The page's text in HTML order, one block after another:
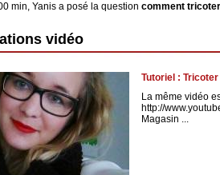
min, Yanis a posé la question comment
vidéo
Tutoriel :
La même vidéo
http://
Magasin ...